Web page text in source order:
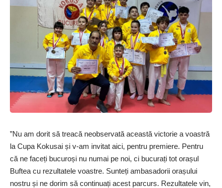
”Nu am dorit să treacă neobservată această victorie a voastră
la Cupa Kokusai și v-am invitat aici, pentru premiere. Pentru
că ne faceți bucuroși nu numai pe noi, ci bucurați tot orașul
Buftea cu rezultatele voastre. Sunteți ambasadorii orașului
nostru și ne dorim să continuați acest parcurs. Rezultatele vin,